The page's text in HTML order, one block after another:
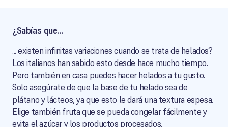
¿Sabías que...
... existen infinitas variaciones cuando se trata de helados?
Los italianos han sabido esto desde hace mucho tiempo.
Pero también en casa puedes hacer helados a tu gusto.
Solo asegúrate de que la base de tu helado sea de
plátano y lácteos, ya que esto le dará una textura espesa.
Elige también fruta que se pueda congelar fácilmente y
evita el azúcar y los productos procesados.